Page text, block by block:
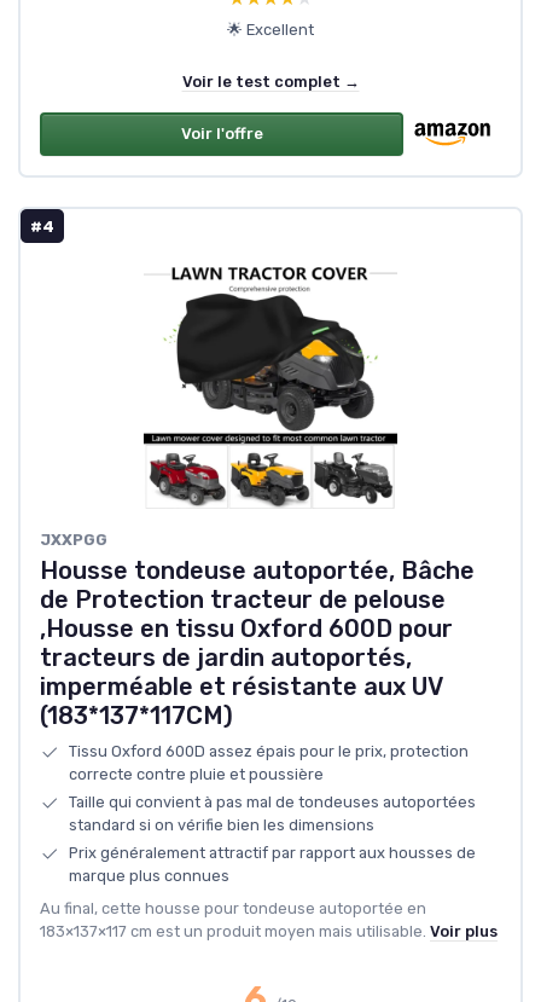
🌟 Excellent
Voir le test complet →
Voir l'offre
#4
JXXPGG
Housse tondeuse autoportée, Bâche
de Protection tracteur de pelouse
,Housse en tissu Oxford 600D pour
tracteurs de jardin autoportés,
imperméable et résistante aux UV
(183*137*117CM)
Tissu Oxford 600D assez épais pour le prix, protection
correcte contre pluie et poussière
Taille qui convient à pas mal de tondeuses autoportées
standard si on vérifie bien les dimensions
Prix généralement attractif par rapport aux housses de
marque plus connues
Au final, cette housse pour tondeuse autoportée en
183×137×117 cm est un produit moyen mais utilisable. Voir plus